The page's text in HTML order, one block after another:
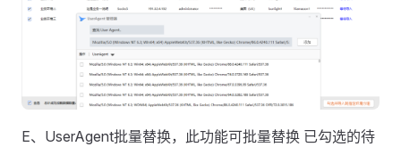
E、UserAgent批量替换，此功能可批量替换 已勾选的待